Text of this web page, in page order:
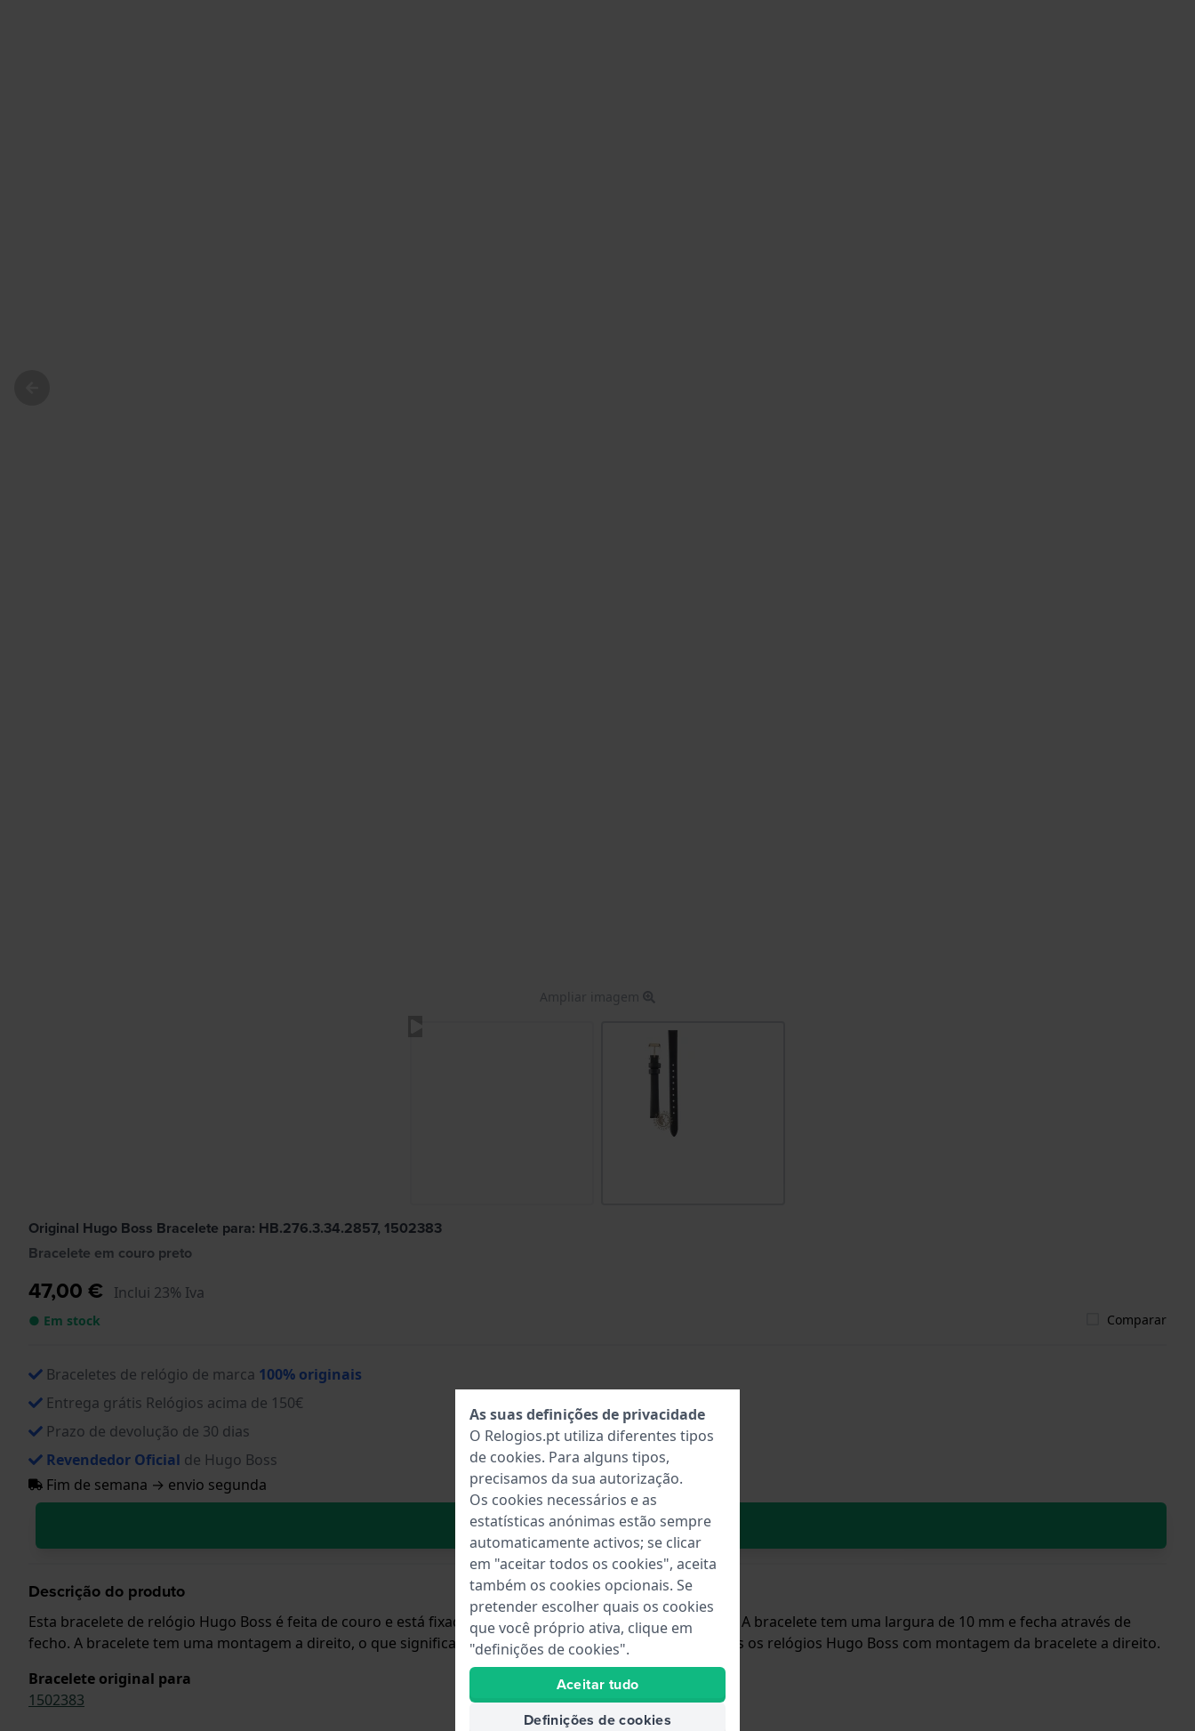
Ampliar imagem
Original Hugo Boss Bracelete para: HB.276.3.34.2857, 1502383
Bracelete em couro preto
47,00 € Inclui 23% Iva
● Em stock Comparar
Braceletes de relógio de marca 100% originais
Entrega grátis Relógios acima de 150€
Prazo de devolução de 30 dias
Revendedor Oficial de Hugo Boss
Fim de semana → envio segunda
No carrinho
Descrição do produto
Esta bracelete de relógio Hugo Boss é feita de couro e está fixada ao relógio através de pinos de pressão. A bracelete tem uma largura de 10 mm e fecha através de
fecho. A bracelete tem uma montagem a direito, o que significa que esta bracelete é adequada para todos os relógios Hugo Boss com montagem da bracelete a direito.
Bracelete original para
1502383
As suas definições de privacidade
O Relogios.pt utiliza diferentes tipos
de cookies. Para alguns tipos,
precisamos da sua autorização.
Os cookies necessários e as
estatísticas anónimas estão sempre
automaticamente activos; se clicar
em "aceitar todos os cookies", aceita
também os cookies opcionais. Se
pretender escolher quais os cookies
que você próprio ativa, clique em
"definições de cookies".
Aceitar tudo
Definições de cookies